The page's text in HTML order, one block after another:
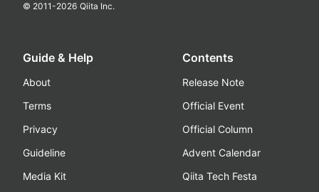
© 2011-2026 Qiita Inc.
Guide & Help
About
Terms
Privacy
Guideline
Media Kit
Contents
Release Note
Official Event
Official Column
Advent Calendar
Qiita Tech Festa